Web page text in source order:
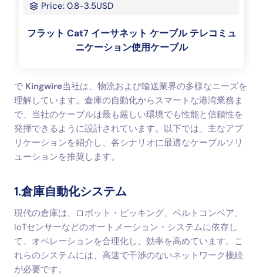
Price: 0.8-3.5USD
フラット Cat7 イーサネット ケーブル テレコミュ
ニケーション使用ケーブル
で Kingwire当社は、物流および輸送業界の多様なニーズを
理解しています。倉庫の自動化からスマートな港湾業務ま
で、当社のケーブルは最も厳しい環境でも性能と信頼性を
発揮できるように設計されています。以下では、主なアプ
リケーションを紹介し、各シナリオに最適なケーブルソリ
ューションを推奨します。
1.倉庫自動化システム
現代の倉庫は、ロボット・ピッキング、ベルトコンベア、
IoTセンサーなどのオートメーション・システムに依存し
て、オペレーションを合理化し、効率を高めています。こ
れらのシステムには、高速で干渉のないネットワーク接続
が必要です。